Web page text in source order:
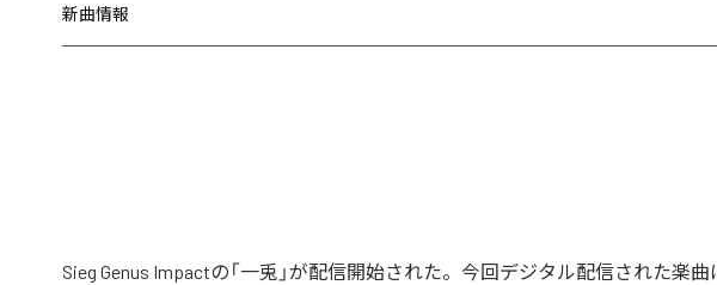
新曲情報
Sieg Genus Impactの「一兎」が配信開始された。今回デジタル配信された楽曲